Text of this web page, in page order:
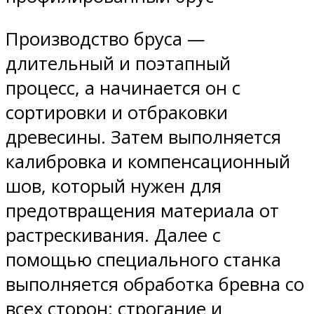
Производство бруса —
длительный и поэтапный
процесс, а начинается он с
сортировки и отбраковки
древесины. Затем выполняется
калибровка и компенсационный
шов, который нужен для
предотвращения материала от
растрескивания. Далее с
помощью специального станка
выполняется обработка бревна со
всех сторон: строгание и